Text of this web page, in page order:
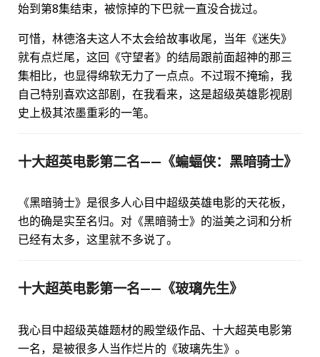
始到第8集结束，被惊掉的下巴就一直没合拢过。
可惜，林德洛夫这人不太会给故事收尾，当年《迷失》
就有点烂尾，这回《守望者》的结局跟前面超神的那三
集相比，也显得绵软无力了一点点。不过瑕不掩瑜，我
自己特别喜欢这部剧，在我看来，这是超级英雄影视剧
史上极其浓墨重彩的一笔。
十大超英电影第二名——《蝙蝠侠：黑暗骑士》
《黑暗骑士》是很多人心目中超级英雄电影的天花板，
也的确是实至名归。对《黑暗骑士》的溢美之词和分析
已经有太多，这里就不多说了。
十大超英电影第一名——《玻璃先生》
我心目中超级英雄题材的殿堂级作品、十大超英电影第
一名，是被很多人当作烂片的《玻璃先生》。